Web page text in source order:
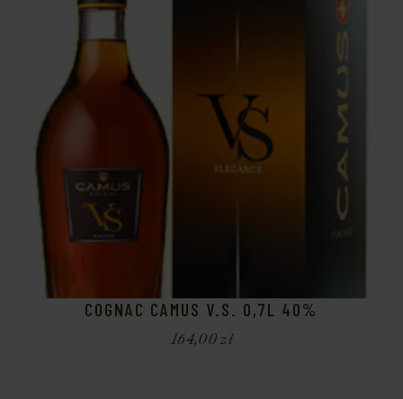
COGNAC CAMUS V.S. 0,7L 40%
164,00zł